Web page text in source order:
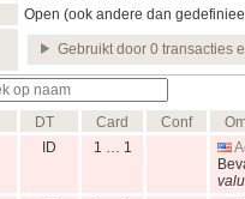
Open (ook andere dan
Gebruikt door 0 transacties
DT Card Conf
ID 1 … 1